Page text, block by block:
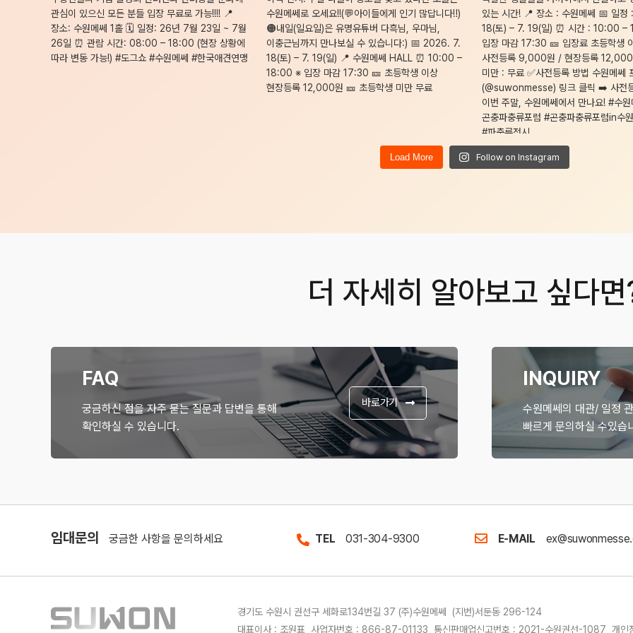
Load More Follow on Instagram
더 자세히 알아보고 싶다
FAQ
궁금하신 점을 자주 묻는 질문과 답변을 통해
확인하실 수 있습니다.
바로가기
INQUIRY
수원메쎄의 대관/ 일정
빠르게 문의하실 수있습
임대문의 궁금한 사항을 문의하세요 TEL 031-304-9300 E-MAIL
경기도 수원시 권선구 세화로134번길 37 (주)수원메쎄 (지번)서둔동 296-124
대표이사 : 조원표 사업자번호 : 866-87-01133 통신판매업신고번호 : 2021-수원권선-1087 개인